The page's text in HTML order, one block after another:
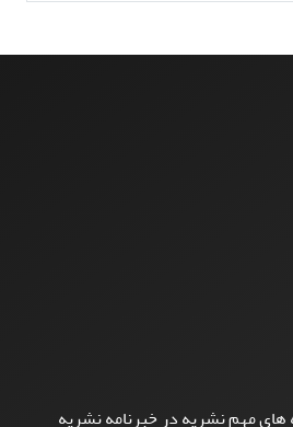
های مهم نشریه در خبرنامه نشریه